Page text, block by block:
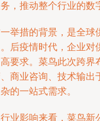
，推动整个行业的数
举措的背景，是全球
后疫情时代，企业对
要求。菜鸟此次跨界
商业咨询、技术输出
的一站式需求。
业影响来看，菜鸟新